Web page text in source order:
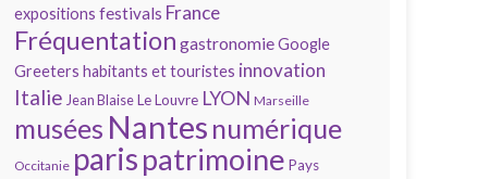
expositions festivals France
Fréquentation gastronomieGoogle
Greeters habitants et touristes innovation
Italie Jean BlaiseLe Louvre LYON Marseille
musées Nantes numérique
Occitanie parispatrimoine Pays